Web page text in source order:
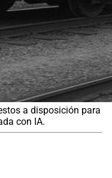
a disposición para
con IA.